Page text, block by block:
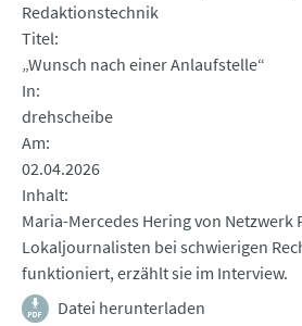
Redaktionstechnik
Titel
„Wunsch nach einer Anlaufstelle“
In
drehscheibe
Am
02.04.2026
Inhalt
Maria-Mercedes Hering von Netzwerk
Lokaljournalisten bei schwierigen
funktioniert, erzählt sie im Interview.
Datei herunterladen